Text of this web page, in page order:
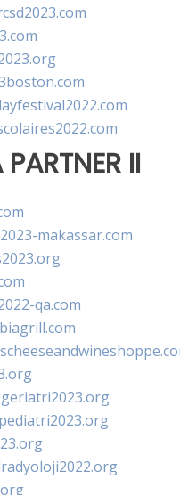
II
makassar.com
qa.com